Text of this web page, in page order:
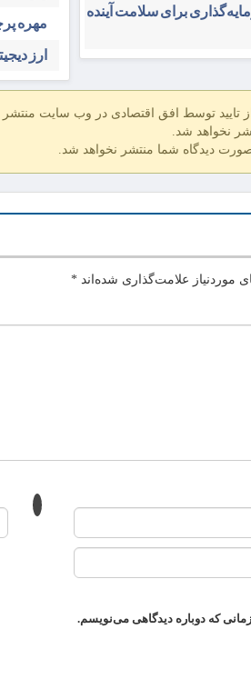
برای سلامت آینده
مهره
ارز
توسط افق اقتصادی در وب سایت منتشر
نخواهد شد.
دیدگاه شما منتشر نخواهد شد.
موردنیاز علامت‌گذاری شده‌اند *
که دوباره دیدگاهی می‌نویسم.